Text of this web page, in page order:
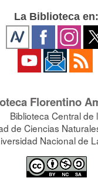
La Biblioteca en:
Florentino
Biblioteca Central de
de Ciencias
Nacional de